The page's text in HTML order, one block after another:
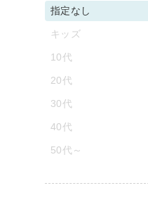
指定なし
キッズ
10代
20代
30代
40代
50代～